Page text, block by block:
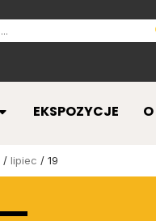
EKSPOZYCJE
/ lipiec / 19